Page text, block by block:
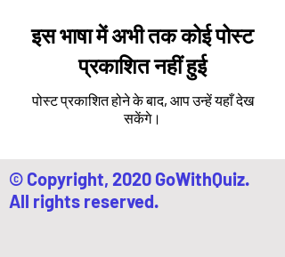
इस भाषा में अभी तक कोई पोस्ट
प्रकाशित नहीं हुई
पोस्ट प्रकाशित होने के बाद, आप उन्हें यहाँ देख
सकेंगे।
© Copyright, 2020 GoWithQuiz.
All rights reserved.